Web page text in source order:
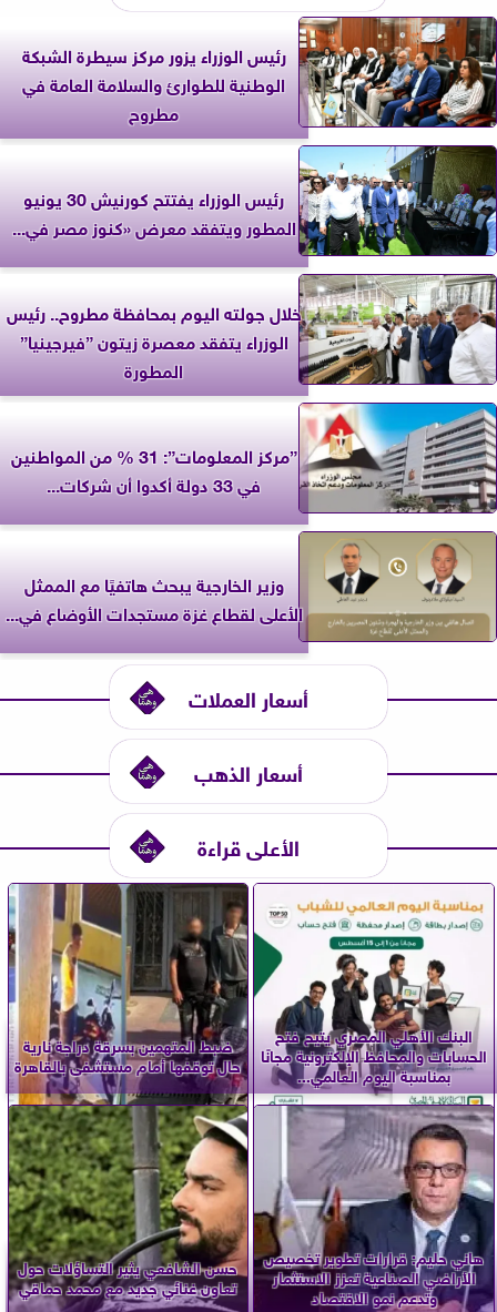
رئيس الوزراء يزور مركز سيطرة الشبكة
الوطنية للطوارئ والسلامة العامة في
مطروح
رئيس الوزراء يفتتح كورنيش 30 يونيو
المطور ويتفقد معرض «كنوز مصر في...
خلال جولته اليوم بمحافظة مطروح.. رئيس
الوزراء يتفقد معصرة زيتون ”فيرجينيا”
المطورة
”مركز المعلومات”: 31 % من المواطنين
في 33 دولة أكدوا أن شركات...
وزير الخارجية يبحث هاتفيًا مع الممثل
الأعلى لقطاع غزة مستجدات الأوضاع في...
أسعار العملات
أسعار الذهب
الأعلى قراءة
البنك الأهلي المصري يتيح فتح
الحسابات والمحافظ الإلكترونية مجانًا
بمناسبة اليوم العالمي...
ضبط المتهمين بسرقة دراجة نارية
حال توقفها أمام مستشفى بالقاهرة
هاني حليم: قرارات تطوير تخصيص
الأراضي الصناعية تعزز الاستثمار
وتدعم نمو الاقتصاد
حسن الشافعي يثير التساؤلات حول
تعاون غنائي جديد مع محمد حماقي